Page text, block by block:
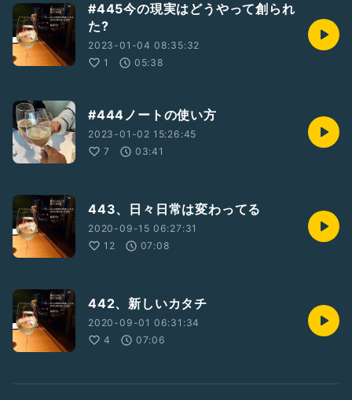
#445今の現実はどうやって創られ
た?
2023-01-04 08:35:32
1
05:38
#444ノートの使い方
2023-01-02 15:26:45
7
03:41
443、日々日常は変わってる
2020-09-15 06:27:31
12
07:08
442、新しいカタチ
2020-09-01 06:31:34
4
07:06